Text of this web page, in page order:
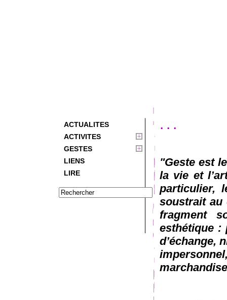
ACTUALITES
ACTIVITES
GESTES
LIENS
LIRE
...
"Geste est
la vie et
particulier,
soustrait au
fragment
esthétique :
d’échange,